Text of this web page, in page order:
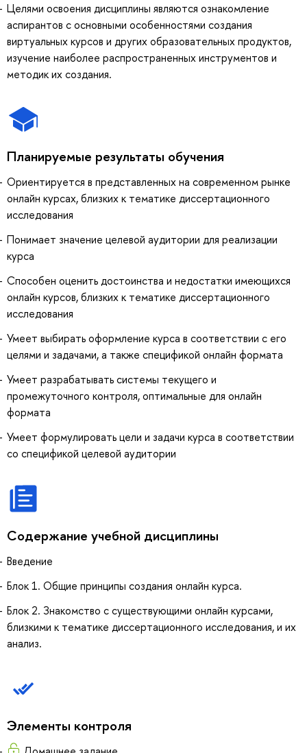
Целями освоения дисциплины являются ознакомление
аспирантов с основными особенностями создания
виртуальных курсов и других образовательных продуктов,
изучение наиболее распространенных инструментов и
методик их создания.
Планируемые результаты обучения
Ориентируется в представленных на современном рынке
онлайн курсах, близких к тематике диссертационного
исследования
Понимает значение целевой аудитории для реализации
курса
Способен оценить достоинства и недостатки имеющихся
онлайн курсов, близких к тематике диссертационного
исследования
Умеет выбирать оформление курса в соответствии с его
целями и задачами, а также спецификой онлайн формата
Умеет разрабатывать системы текущего и
промежуточного контроля, оптимальные для онлайн
формата
Умеет формулировать цели и задачи курса в соответствии
со спецификой целевой аудитории
Содержание учебной дисциплины
Введение
Блок 1. Общие принципы создания онлайн курса.
Блок 2. Знакомство с существующими онлайн курсами,
близкими к тематике диссертационного исследования, и их
анализ.
Элементы контроля